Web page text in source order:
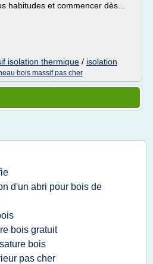
habitudes et commencer dès...
isolation thermique / isolation
bois massif pas cher
d'un abri pour bois de
bois gratuit
bois
pas cher